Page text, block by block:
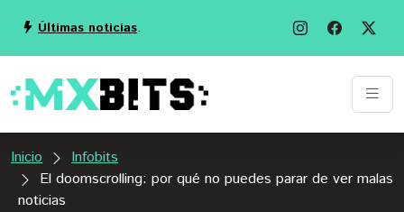
Últimas noticias.
Inicio
Infobits
El doomscrolling: por qué no puedes parar de ver malas
noticias